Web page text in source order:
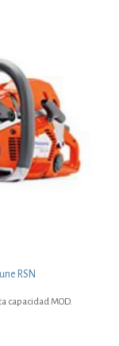
RSN
capacidad MOD.